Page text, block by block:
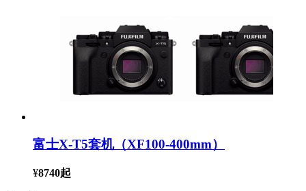
富士X-T5套机（XF100-400mm）
¥8740起